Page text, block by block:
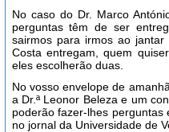
No caso do Dr. Marco
perguntas têm de ser
sairmos para irmos ao
Costa entregam, quem
eles escolherão duas.
No vosso envelope de
a Dr.ª Leonor Beleza e um
poderão fazer-lhes
no jornal da Universidade de